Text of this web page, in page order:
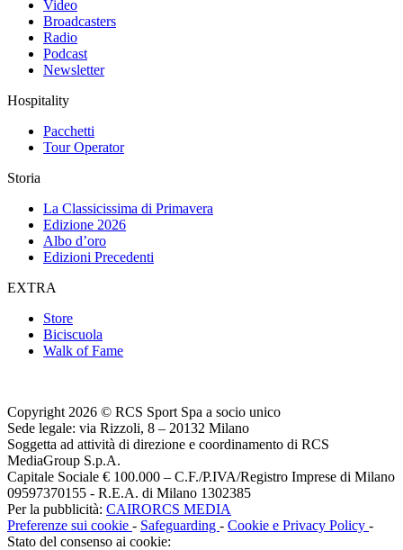
Video
Broadcasters
Radio
Podcast
Newsletter
Hospitality
Pacchetti
Tour Operator
Storia
La Classicissima di Primavera
Edizione 2026
Albo d’oro
Edizioni Precedenti
EXTRA
Store
Biciscuola
Walk of Fame
Copyright 2026 © RCS Sport Spa a socio unico
Sede legale: via Rizzoli, 8 – 20132 Milano
Soggetta ad attività di direzione e coordinamento di RCS
MediaGroup S.p.A.
Capitale Sociale € 100.000 – C.F./P.IVA/Registro Imprese di Milano
09597370155 - R.E.A. di Milano 1302385
Per la pubblicità: CAIRORCS MEDIA
Preferenze sui cookie - Safeguarding - Cookie e Privacy Policy -
Stato del consenso ai cookie: